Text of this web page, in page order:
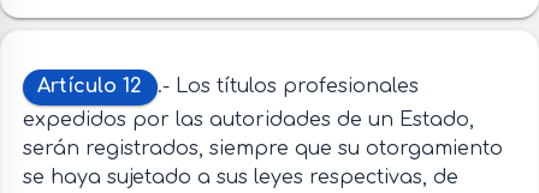
Artículo 12
.- Los títulos profesionales
expedidos por las autoridades de un Estado,
serán registrados, siempre que su otorgamiento
se haya sujetado a sus leyes respectivas, de